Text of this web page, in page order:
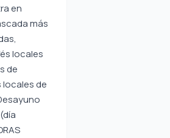
en
más
locales
de
locales de